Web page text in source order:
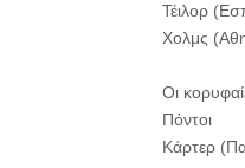
Τέιλορ
Χολμς
Οι
Πόντοι
Κάρτερ